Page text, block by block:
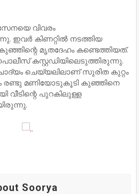
വിവരം
ഇവർ കിണറ്റിൽ നടത്തിയ
മൃതദേഹം കണ്ടെത്തിയത്.
കസ്റ്റഡിയിലെടുത്തിരുന്നു.
ചെയ്യലിലാണ് സുരിത കുറ്റം
രണ്ടു മണിയോടുകൂടി കുഞ്ഞിനെ
പുറകിലുള്ള
Soorya